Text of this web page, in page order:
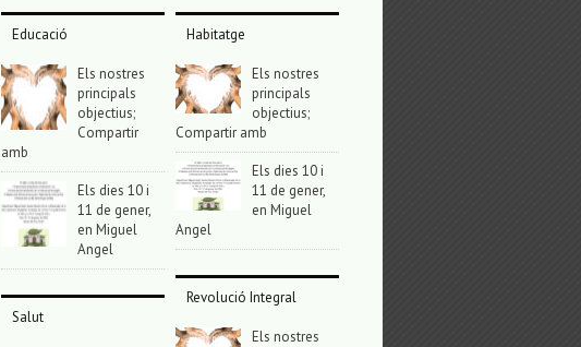
Educació
Els nostres
principals
objectius;
Compartir
amb
Els dies 10 i
11 de gener,
en Miguel
Angel
Salut
Habitatge
Els nostres
principals
objectius;
Compartir amb
Els dies 10 i
11 de gener,
en Miguel
Angel
Revolució Integral
Els nostres